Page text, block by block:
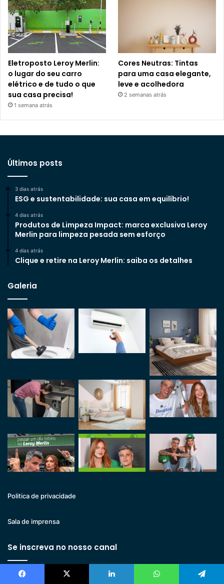
Eletroposto Leroy Merlin:
o lugar do seu carro
elétrico e de tudo o que
sua casa precisa!
1 semana atrás
Cores Neutras: Tintas
para uma casa elegante,
leve e acolhedora
2 semanas atrás
Últimos posts
3 dias atrás
ESG e sustentabilidade: sua casa em equilíbrio!
4 dias atrás
Produtos de Limpeza Impact: marca exclusiva Leroy
Merlin para limpeza pesada sem esforço
4 dias atrás
Clique e retire na Leroy Merlin: saiba os detalhes
Galeria
Politica de privacidade
Sala de imprensa
Se inscreva no nosso canal